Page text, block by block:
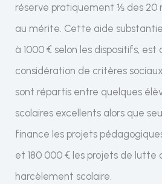
réserve pratiquement ⅕ des 20
au mérite. Cette aide
à 1000 € selon les dispositifs,
considération de critères
sont répartis entre quelques
scolaires excellents alors que
finance les projets
et 180 000 € les projets de lutte
harcèlement scolaire.